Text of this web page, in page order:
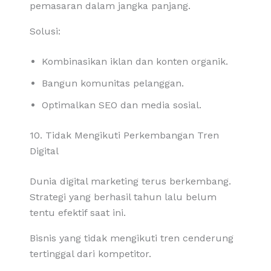
pemasaran dalam jangka panjang.
Solusi:
Kombinasikan iklan dan konten organik.
Bangun komunitas pelanggan.
Optimalkan SEO dan media sosial.
10. Tidak Mengikuti Perkembangan Tren
Digital
Dunia digital marketing terus berkembang.
Strategi yang berhasil tahun lalu belum
tentu efektif saat ini.
Bisnis yang tidak mengikuti tren cenderung
tertinggal dari kompetitor.